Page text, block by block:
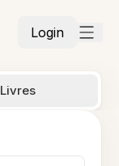
Login
Livres